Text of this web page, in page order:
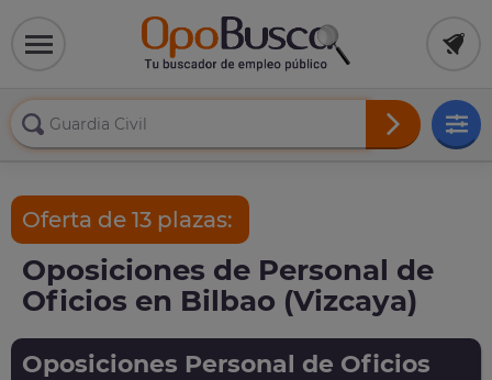
Oferta de 13 plazas:
Oposiciones de Personal de
Oficios en Bilbao (Vizcaya)
Oposiciones Personal de Oficios